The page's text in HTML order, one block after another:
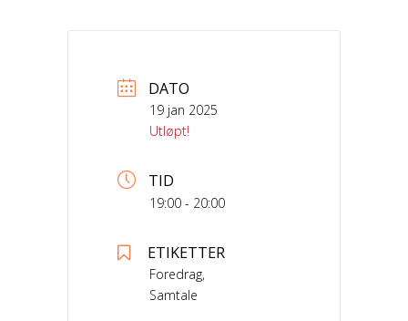
DATO
19 jan 2025
Utløpt!
TID
19:00 - 20:00
ETIKETTER
Foredrag,
Samtale